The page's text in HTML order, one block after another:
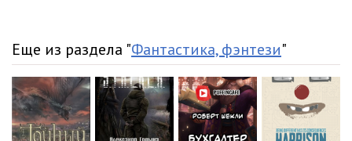
Еще из раздела "Фантастика, фэнтези"